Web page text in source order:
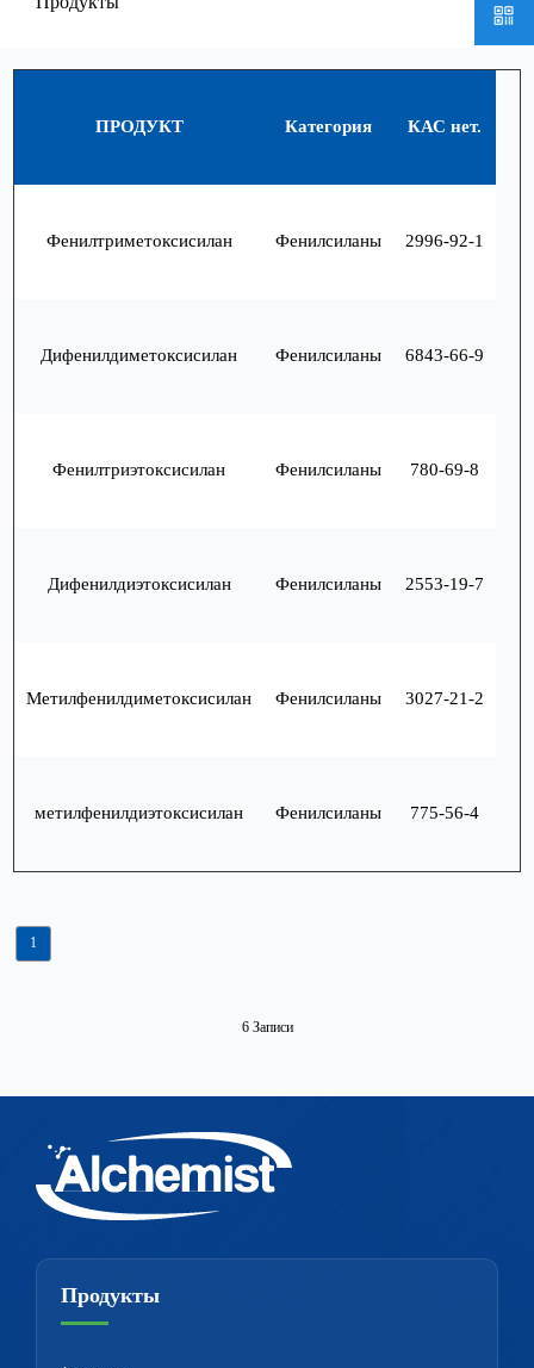
ПРОДУКТ Категория КАС нет.
Фенилтриметоксисилан Фенилсиланы 2996-92-1
Дифенилдиметоксисилан Фенилсиланы 6843-66-9
Фенилтриэтоксисилан Фенилсиланы 780-69-8
Дифенилдиэтоксисилан Фенилсиланы 2553-19-7
Метилфенилдиметоксисилан Фенилсиланы 3027-21-2
метилфенилдиэтоксисилан Фенилсиланы 775-56-4
1
6 Записи
Продукты